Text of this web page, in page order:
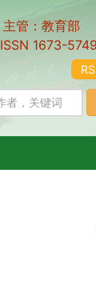
主管：教育部
ISSN 1673-